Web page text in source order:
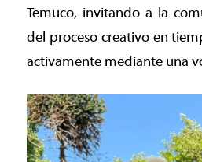
Temuco, invitando a la
del proceso creativo en
activamente mediante una